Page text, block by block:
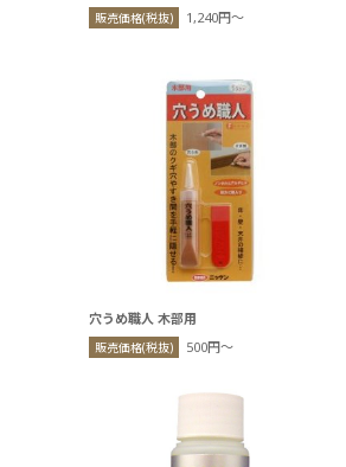
販売価格(税抜) 1,240円〜
穴うめ職人 木部用
販売価格(税抜) 500円〜